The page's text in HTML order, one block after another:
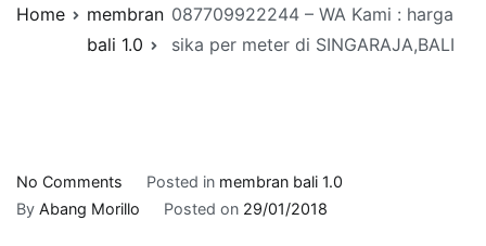
Home
membran
bali 1.0
087709922244 – WA Kami : harga
sika per meter di SINGARAJA,BALI
No Comments
087709922244
Posted in membran bali 1.0
By Abang Morillo Posted on 29/01/2018